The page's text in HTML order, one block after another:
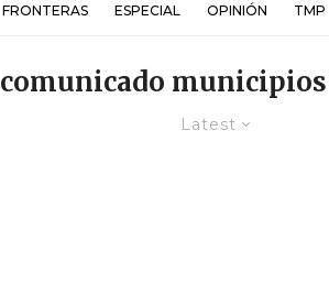
FRONTERAS ESPECIAL OPINIÓN TMP
comunicado municipios
Latest